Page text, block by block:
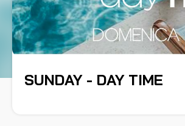
SUNDAY - DAY TIME